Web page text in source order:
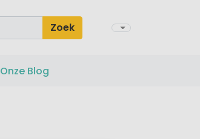
Zoek
Onze Blog